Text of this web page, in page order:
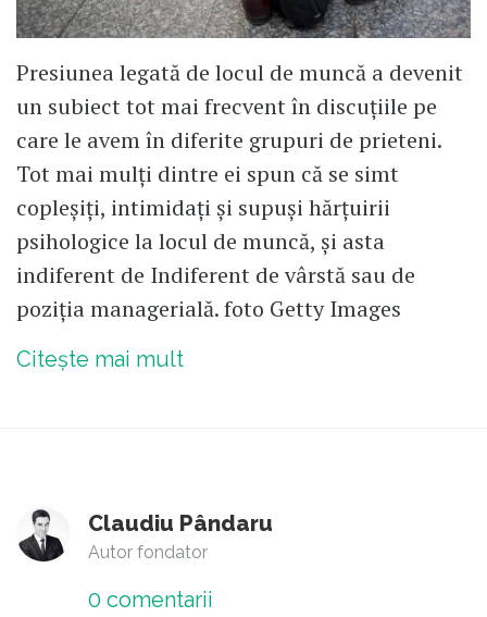
Presiunea legată de locul de muncă a devenit
un subiect tot mai frecvent în discuțiile pe
care le avem în diferite grupuri de prieteni.
Tot mai mulți dintre ei spun că se simt
copleșiți, intimidați și supuși hărțuirii
psihologice la locul de muncă, și asta
indiferent de Indiferent de vârstă sau de
poziția managerială. foto Getty Images
Citește mai mult
Claudiu Pândaru
Autor fondator
0 comentarii